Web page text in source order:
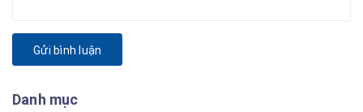
Gửi bình luận
Danh mục